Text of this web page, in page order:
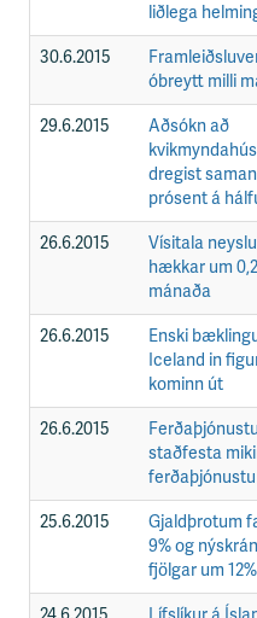
liðlega
30.6.2015
óbreytt milli
29.6.2015
Aðsókn að
dregist
prósent á
26.6.2015
Vísitala
hækkar um
mánaða
26.6.2015
Enski
Iceland in
kominn út
26.6.2015
staðfesta
25.6.2015
Gjaldþrotum
9% og
fjölgar um 12%